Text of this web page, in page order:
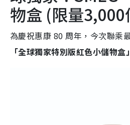
物盒 (限量3,000
為慶祝惠康 80 周年，今次聯乘
「全球獨家特別版紅色小儲物盒」